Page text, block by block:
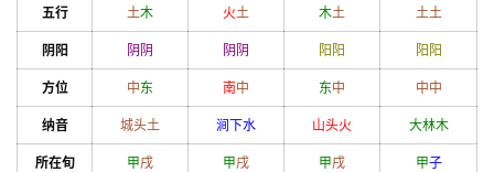
五行 土木 火土 木土 土土
阴阳 阴 阴 阴 阴 阳 阳 阳 阳
方位 中东 南中 东中 中中
纳音 城头土 涧下水 山头火 大林木
所在旬 甲戌 甲戌 甲戌 甲子